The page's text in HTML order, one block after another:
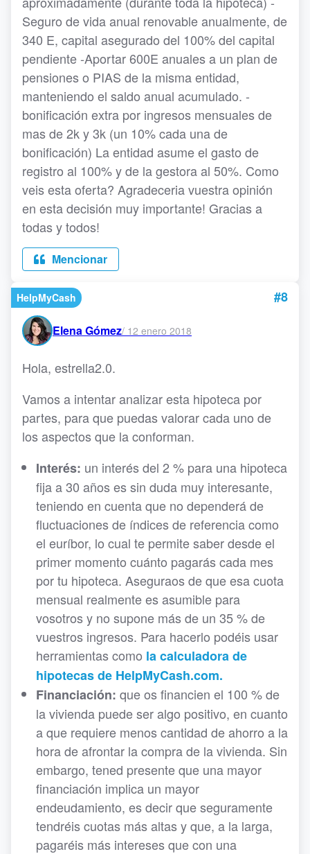
Seguro de vida anual renovable anualmente, de
340 E, capital asegurado del 100% del capital
pendiente -Aportar 600E anuales a un plan de
pensiones o PIAS de la misma entidad,
manteniendo el saldo anual acumulado. -
bonificación extra por ingresos mensuales de
mas de 2k y 3k (un 10% cada una de
bonificación) La entidad asume el gasto de
registro al 100% y de la gestora al 50%. Como
veis esta oferta? Agradeceria vuestra opinión
en esta decisión muy importante! Gracias a
todas y todos!
Mencionar
HelpMyCash #8
Elena Gómez/ 12 enero 2018
Hola, estrella2.0.
Vamos a intentar analizar esta hipoteca por
partes, para que puedas valorar cada uno de
los aspectos que la conforman.
Interés: un interés del 2 % para una hipoteca
fija a 30 años es sin duda muy interesante,
teniendo en cuenta que no dependerá de
fluctuaciones de índices de referencia como
el euríbor, lo cual te permite saber desde el
primer momento cuánto pagarás cada mes
por tu hipoteca. Aseguraos de que esa cuota
mensual realmente es asumible para
vosotros y no supone más de un 35 % de
vuestros ingresos. Para hacerlo podéis usar
herramientas como la calculadora de
hipotecas de HelpMyCash.com.
Financiación: que os financien el 100 % de
la vivienda puede ser algo positivo, en cuanto
a que requiere menos cantidad de ahorro a la
hora de afrontar la compra de la vivienda. Sin
embargo, tened presente que una mayor
financiación implica un mayor
endeudamiento, es decir que seguramente
tendréis cuotas más altas y que, a la larga,
pagaréis más intereses que con una